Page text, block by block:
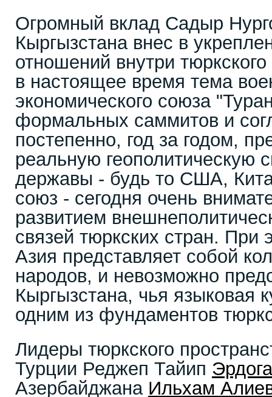
Огромный вклад Садыр
Кыргызстана внес в
отношений внутри
в настоящее время тема
экономического союза
формальных саммитов и
постепенно, год за годом,
реальную геополитическую
державы - будь то США,
союз - сегодня очень
развитием
связей тюркских стран. При
Азия представляет собой
народов, и невозможно
Кыргызстана, чья языковая
одним из фундаментов
Лидеры тюркского
Турции Реджеп Тайип
Азербайджана Ильхам